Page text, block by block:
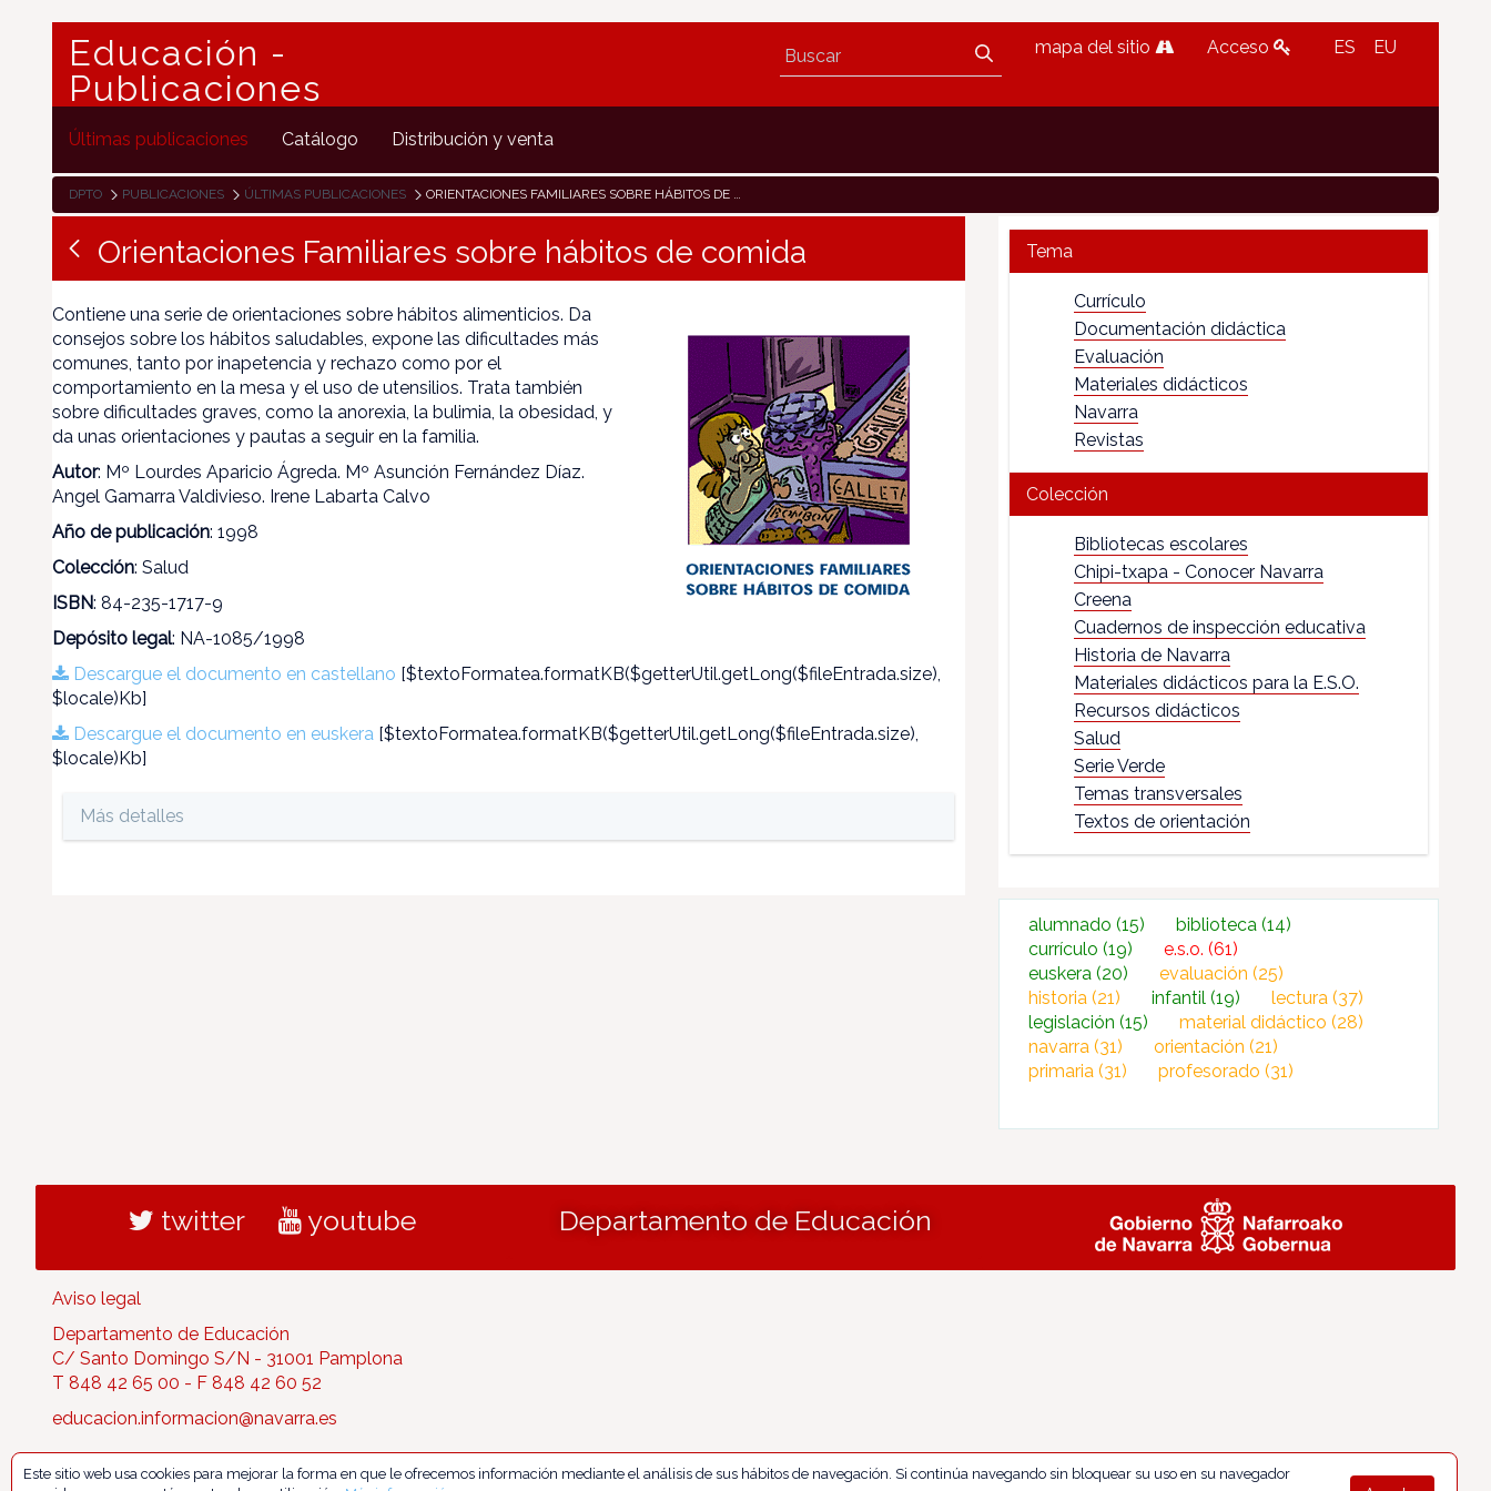
Educación -
Publicaciones
mapa del sitio Acceso ES EU
Últimas publicaciones Catálogo Distribución y venta
DPTO PUBLICACIONES ÚLTIMAS PUBLICACIONES ORIENTACIONES FAMILIARES SOBRE HÁBITOS DE COMIDA
Orientaciones Familiares sobre hábitos de comida
Contiene una serie de orientaciones sobre hábitos alimenticios. Da
consejos sobre los hábitos saludables, expone las dificultades más
comunes, tanto por inapetencia y rechazo como por el
comportamiento en la mesa y el uso de utensilios. Trata también
sobre dificultades graves, como la anorexia, la bulimia, la obesidad, y
da unas orientaciones y pautas a seguir en la familia.
Autor: Mº Lourdes Aparicio Ágreda. Mº Asunción Fernández Díaz.
Angel Gamarra Valdivieso. Irene Labarta Calvo
Año de publicación: 1998
Colección: Salud
ISBN: 84-235-1717-9
Depósito legal: NA-1085/1998
Descargue el documento en castellano [$textoFormatea.formatKB($getterUtil.getLong($fileEntrada.size),
$locale)Kb]
Descargue el documento en euskera [$textoFormatea.formatKB($getterUtil.getLong($fileEntrada.size),
$locale)Kb]
Más detalles
Tema
Currículo
Documentación didáctica
Evaluación
Materiales didácticos
Navarra
Revistas
Colección
Bibliotecas escolares
Chipi-txapa - Conocer Navarra
Creena
Cuadernos de inspección educativa
Historia de Navarra
Materiales didácticos para la E.S.O.
Recursos didácticos
Salud
Serie Verde
Temas transversales
Textos de orientación
alumnado(15) biblioteca(14)
currículo(19) e.s.o.(61)
euskera(20) evaluación(25)
historia(21) infantil(19) lectura(37)
legislación(15) material didáctico(28)
navarra(31) orientación(21)
primaria(31) profesorado(31)
twitter youtube Departamento de Educación
Aviso legal
Departamento de Educación
C/ Santo Domingo S/N - 31001 Pamplona
T 848 42 65 00 - F 848 42 60 52
educacion.informacion@navarra.es
Este sitio web usa cookies para mejorar la forma en que le ofrecemos información mediante el análisis de sus hábitos de navegación. Si continúa navegando sin bloquear su uso en su navegador